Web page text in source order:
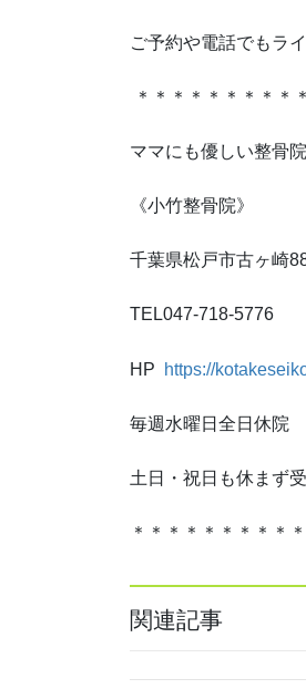
ご予約や電話でもラ
＊＊＊＊＊＊＊＊＊＊
ママにも優しい整骨院
《小竹整骨院》
千葉県松戸市古ヶ崎
TEL047-718-5776
HP https://
毎週水曜日全日休院
土日・祝日も休まず
＊＊＊＊＊＊＊＊＊＊
関連記事